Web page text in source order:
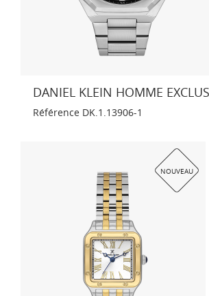
DANIEL KLEIN HOMME
Référence DK.1.13906-1
NOUVEAU